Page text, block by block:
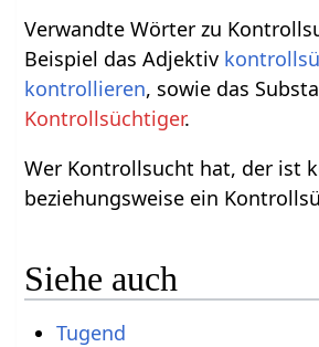
Verwandte Wörter zu
Beispiel das Adjektiv
kontrollieren, sowie das
Kontrollsüchtiger.
Wer Kontrollsucht hat, der ist
beziehungsweise ein
Siehe auch
Tugend